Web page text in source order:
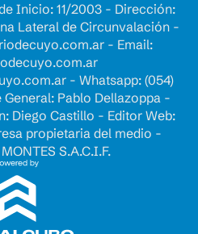
Inicio: 11/2003 - Dirección:
Lateral de Circunvalación -
- Email:
- Whatsapp: (054)
Pablo Dellazoppa -
Diego Castillo - Editor Web:
propietaria del medio -
S.A.C.I.F.